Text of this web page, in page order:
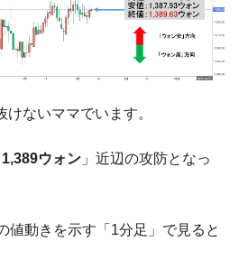
ォンを認定 ⇒ 総額3兆7,000億
暑。南東部では干ばつ
ジス搭載の次世代駆逐艦
】ウォン安が急進！ 日米の協調
ている。6カ月で対前年同期比
ないママでいます。
1,389ウォン 」近辺の攻防となっ
値動きを示す「1分足」で見ると